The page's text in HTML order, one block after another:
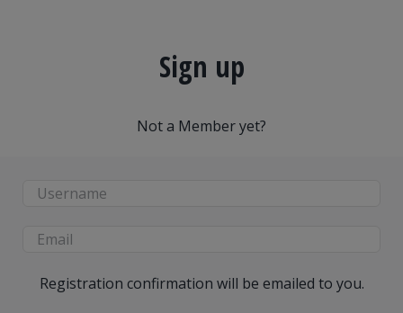
Sign up
Not a Member yet?
Registration confirmation will be emailed to you.